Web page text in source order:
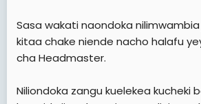
Sasa wakati naondoka
kitaa chake niende nacho halafu
cha Headmaster.
Niliondoka zangu kuelekea kucheki